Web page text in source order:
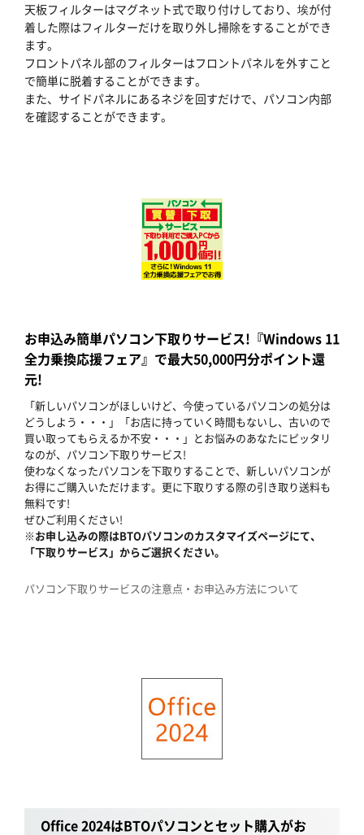
天板フィルターはマグネット式で取り付けしており、埃が付
着した際はフィルターだけを取り外し掃除をすることができ
ます。
フロントパネル部のフィルターはフロントパネルを外すこと
で簡単に脱着することができます。
また、サイドパネルにあるネジを回すだけで、パソコン内部
を確認することができます。
お申込み簡単パソコン下取りサービス!『Windows 11
全力乗換応援フェア』で最大50,000円分ポイント還
元!
「新しいパソコンがほしいけど、今使っているパソコンの処分は
どうしよう・・・」「お店に持っていく時間もないし、古いので
買い取ってもらえるか不安・・・」とお悩みのあなたにピッタリ
なのが、パソコン下取りサービス!
使わなくなったパソコンを下取りすることで、新しいパソコンが
お得にご購入いただけます。更に下取りする際の引き取り送料も
無料です!
ぜひご利用ください!
※お申し込みの際はBTOパソコンのカスタマイズページにて、
「下取りサービス」からご選択ください。
パソコン下取りサービスの注意点・お申込み方法について
Office 2024はBTOパソコンとセット購入がお